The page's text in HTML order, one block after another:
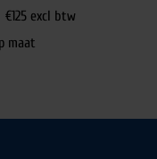
excl btw
maat